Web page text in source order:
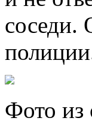
соседи.
Фото из